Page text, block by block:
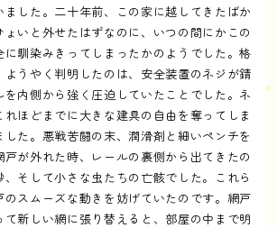
した。二十年前、この家に越してきたばか
ょいと外せたはずなのに、いつの間にかこの
に馴染みきってしまったかのようでした。格
ようやく判明したのは、安全装置のネジが錆
を内側から強く圧迫していたことでした。ネ
ほどまでに大きな建具の自由を奪ってしま
した。悪戦苦闘の末、潤滑剤と細いペンチを
が外れた時、レールの裏側から出てきたの
、そして小さな虫たちの亡骸でした。これら
のスムーズな動きを妨げていたのです。網戸
て新しい網に張り替えると、部屋の中まで明